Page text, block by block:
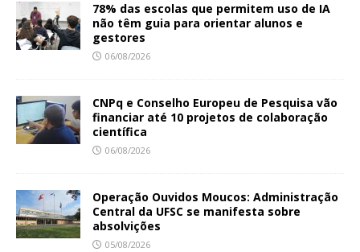
78% das escolas que permitem uso de IA
não têm guia para orientar alunos e
gestores
06/08/2026
CNPq e Conselho Europeu de Pesquisa vão
financiar até 10 projetos de colaboração
científica
06/08/2026
Operação Ouvidos Moucos: Administração
Central da UFSC se manifesta sobre
absolvições
05/08/2026